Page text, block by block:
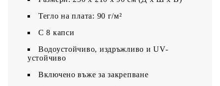
Тегло на плата: 90 г/м²
С 8 капси
Водоустойчиво, издръжливо и UV-
устойчиво
Включено въже за закрепване